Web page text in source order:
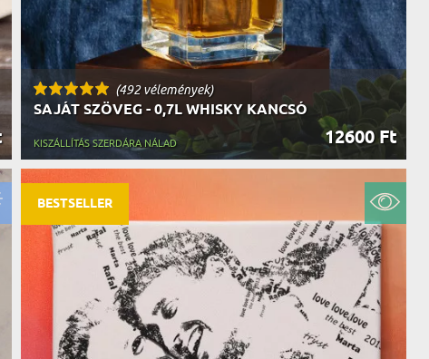
(492 vélemények)
SAJÁT SZÖVEG - 0,7L WHISKY KANCSÓ
12600 Ft
KISZÁLLÍTÁS SZERDÁRA NÁLAD
BESTSELLER